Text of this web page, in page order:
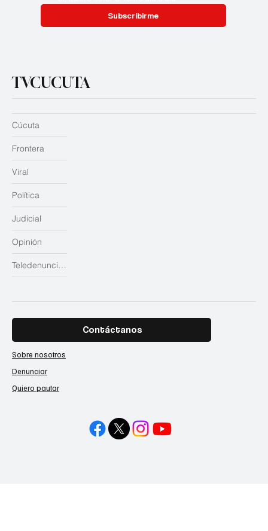
Subscribirme
TVCUCUTA
Judicial
Opinión
Teledenuncias
Cúcuta
Frontera
Viral
Política
Contáctanos
Sobre nosotros
Denunciar
Quiero pautar